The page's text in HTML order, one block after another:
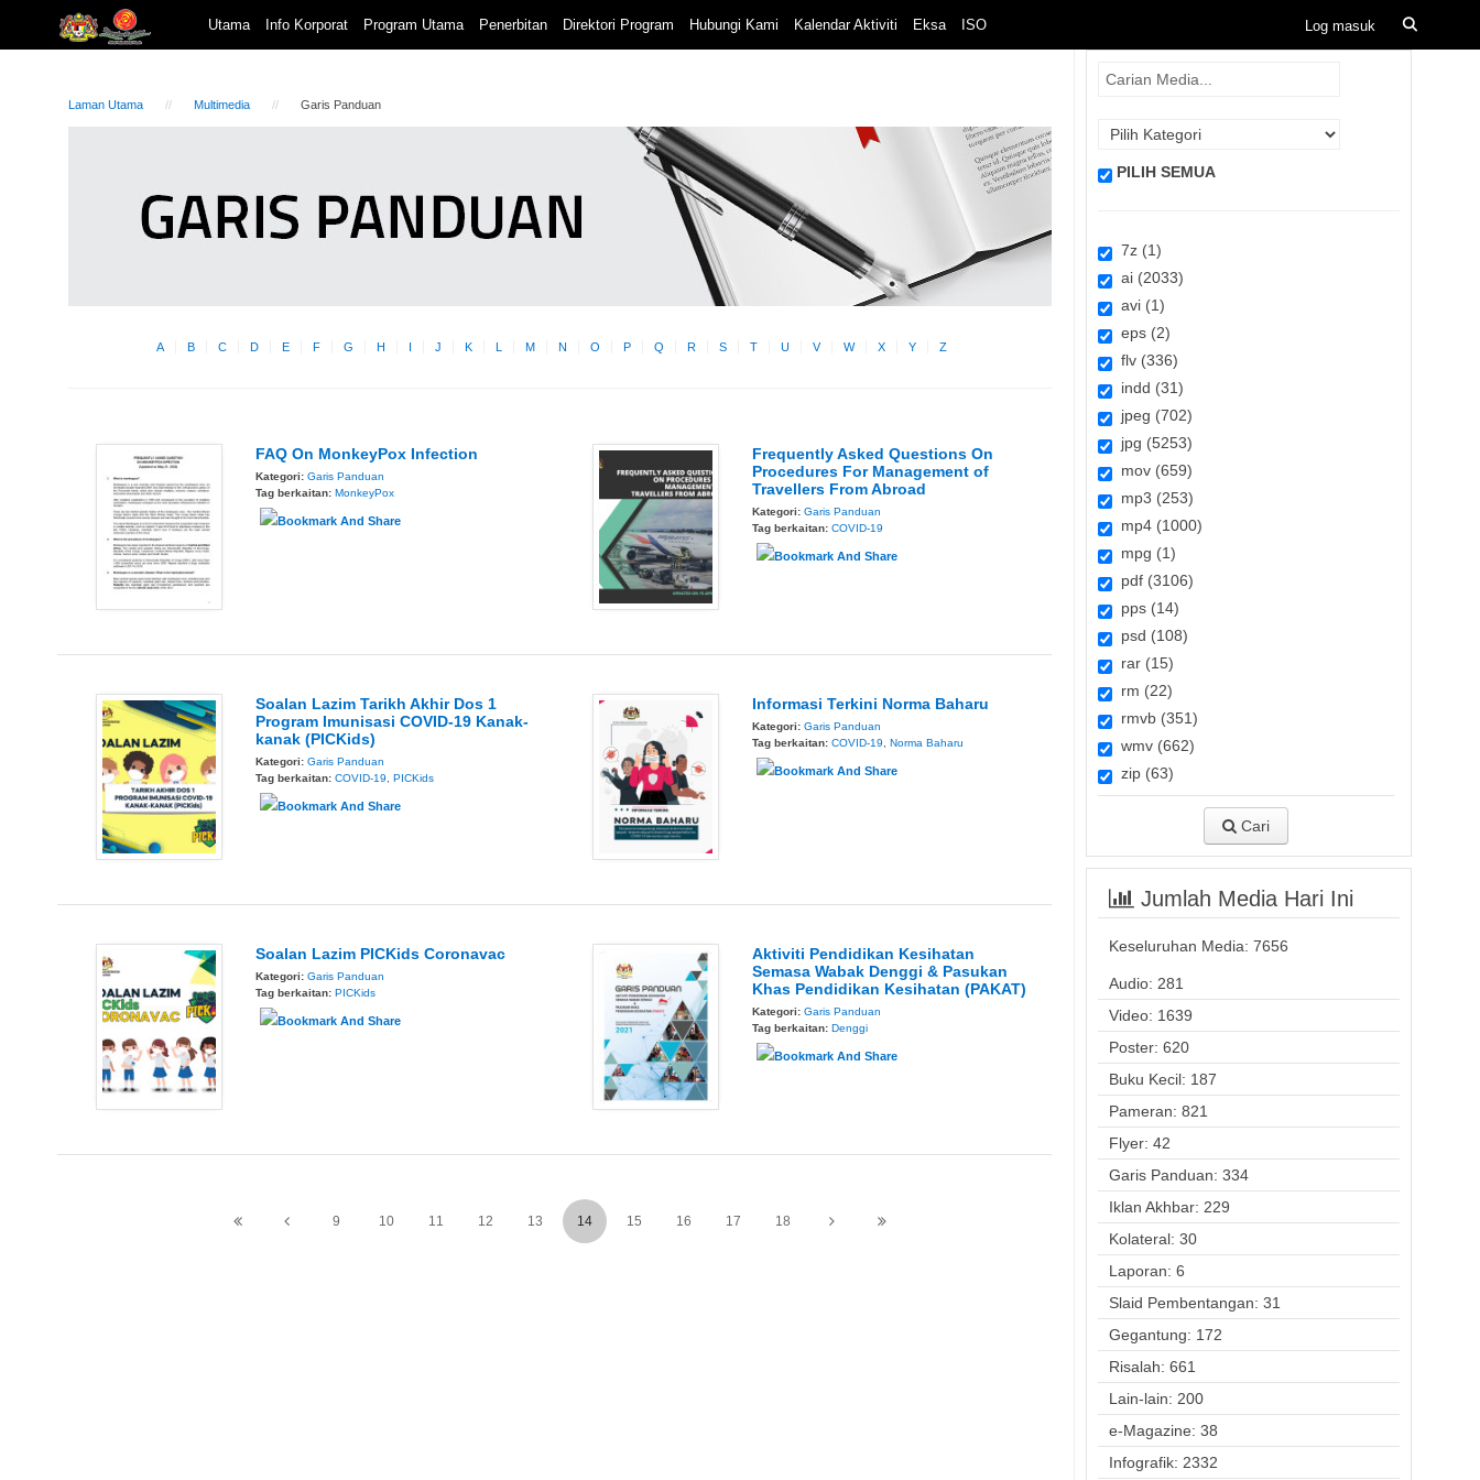
Utama Info Korporat Program Utama Penerbitan Direktori Program Hubungi Kami Kalendar Aktiviti Eksa ISO
Laman Utama Multimedia Garis Panduan
A B C D E F G H I J K L M N O P Q R S T U V W X Y Z
FAQ On MonkeyPox Infection
Kategori: Garis Panduan
Tag berkaitan: MonkeyPox
Frequently Asked Questions On
Procedures For Management of
Travellers From Abroad
Kategori:Garis Panduan
Tag berkaitan:COVID-19
Soalan Lazim Tarikh Akhir Dos 1
Program Imunisasi COVID-19 Kanak-
kanak (PICKids)
Kategori: Garis Panduan
Tag berkaitan: COVID-19 PICKids
Informasi Terkini Norma Baharu
Kategori:Garis Panduan
Tag berkaitan:COVID-19 ,Norma Baharu
Soalan Lazim PICKids Coronavac
Kategori: Garis Panduan
Tag berkaitan: PICKids
Aktiviti Pendidikan Kesihatan
Semasa Wabak Denggi & Pasukan
Khas Pendidikan Kesihatan (PAKAT)
Kategori:Garis Panduan
Tag berkaitan:Denggi
9 10 11 12 13 14 15 16 17 18
PILIH SEMUA
7z (1)
ai (2033)
avi (1)
eps (2)
flv (336)
indd (31)
jpeg (702)
jpg (5253)
mov (659)
mp3 (253)
mp4 (1000)
mpg (1)
pdf (3106)
pps (14)
psd (108)
rar (15)
rm (22)
rmvb (351)
wmv (662)
zip (63)
Cari
Jumlah Media Hari Ini
Keseluruhan Media: 7656
Audio: 281
Video: 1639
Poster: 620
Buku Kecil: 187
Pameran: 821
Flyer: 42
Garis Panduan: 334
Iklan Akhbar: 229
Kolateral: 30
Laporan: 6
Slaid Pembentangan: 31
Gegantung: 172
Risalah: 661
Lain-lain: 200
e-Magazine: 38
Infografik: 2332